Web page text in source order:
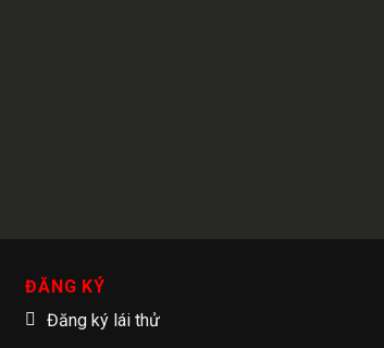
ĐĂNG KÝ
Đăng ký lái thử